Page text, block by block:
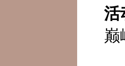
活
巅